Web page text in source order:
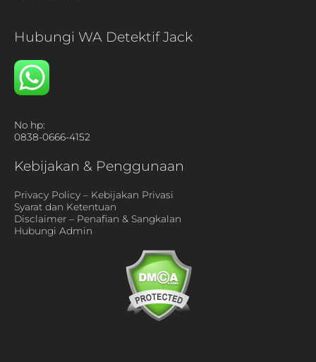
Hubungi WA Detektif Jack
No hp:
0838-0666-4152
Kebijakan & Penggunaan
Privacy Policy – Kebijakan Privasi
Syarat dan Ketentuan
Disclaimer – Penafian & Sangkalan
Hubungi Admin